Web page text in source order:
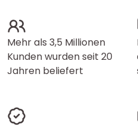
Mehr als 3,5 Millionen
Kunden wurden seit 20
Jahren beliefert